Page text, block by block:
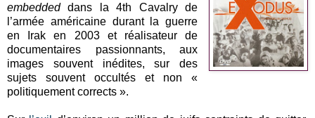
embeddeddans la 4th Cavalry de
l’armée américaine durant la guerre
en Irak en 2003 et réalisateur de
documentaires passionnants, aux
images souvent inédites, sur des
sujets souvent occultés et non «
politiquement corrects ».